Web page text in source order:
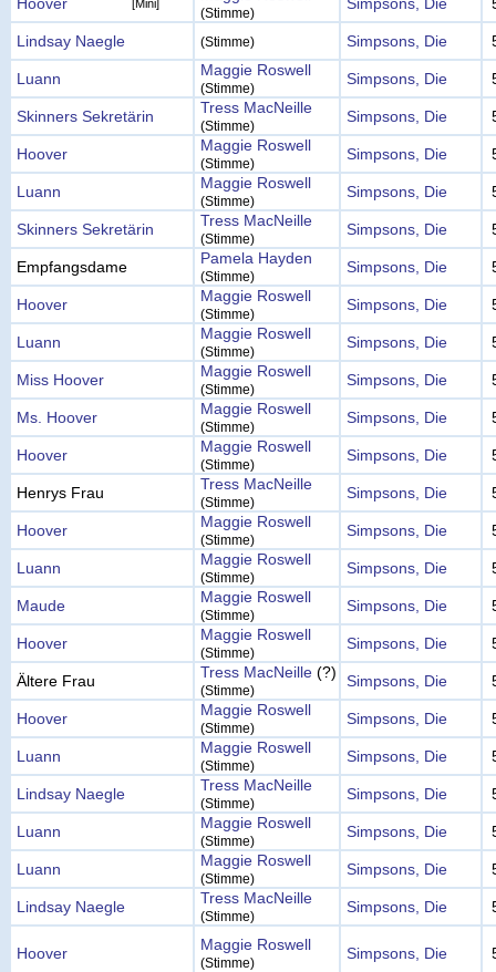
[Mini]
(Stimme)
Lindsay Naegle (Stimme) Simpsons, Die
Luann Maggie Roswell
(Stimme)
Simpsons, Die
Skinners Sekretärin Tress MacNeille
(Stimme)
Simpsons, Die
Hoover Maggie Roswell
(Stimme)
Simpsons, Die
Luann Maggie Roswell
(Stimme)
Simpsons, Die
Skinners Sekretärin Tress MacNeille
(Stimme)
Simpsons, Die
Empfangsdame Pamela Hayden
(Stimme)
Simpsons, Die
Hoover Maggie Roswell
(Stimme)
Simpsons, Die
Luann Maggie Roswell
(Stimme)
Simpsons, Die
Miss Hoover Maggie Roswell
(Stimme)
Simpsons, Die
Ms. Hoover Maggie Roswell
(Stimme)
Simpsons, Die
Hoover Maggie Roswell
(Stimme)
Simpsons, Die
Henrys Frau Tress MacNeille
(Stimme)
Simpsons, Die
Hoover Maggie Roswell
(Stimme)
Simpsons, Die
Luann Maggie Roswell
(Stimme)
Simpsons, Die
Maude Maggie Roswell
(Stimme)
Simpsons, Die
Hoover Maggie Roswell
(Stimme)
Simpsons, Die
Ältere Frau Tress MacNeille (?)
(Stimme)
Simpsons, Die
Hoover Maggie Roswell
(Stimme)
Simpsons, Die
Luann Maggie Roswell
(Stimme)
Simpsons, Die
Lindsay Naegle Tress MacNeille
(Stimme)
Simpsons, Die
Luann Maggie Roswell
(Stimme)
Simpsons, Die
Luann Maggie Roswell
(Stimme)
Simpsons, Die
Lindsay Naegle Tress MacNeille
(Stimme)
Simpsons, Die
Hoover Maggie Roswell
(Stimme)
Simpsons, Die